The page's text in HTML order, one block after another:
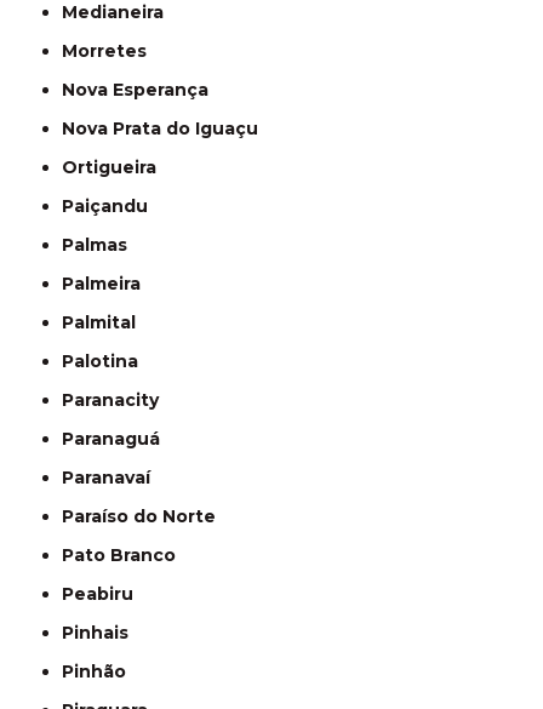
Medianeira
Morretes
Nova Esperança
Nova Prata do Iguaçu
Ortigueira
Paiçandu
Palmas
Palmeira
Palmital
Palotina
Paranacity
Paranaguá
Paranavaí
Paraíso do Norte
Pato Branco
Peabiru
Pinhais
Pinhão